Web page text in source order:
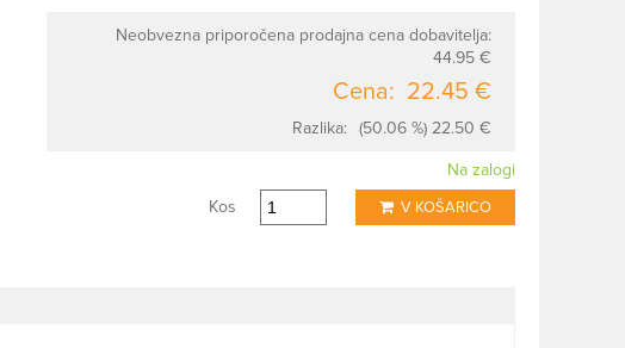
Neobvezna priporočena prodajna cena dobavitelja:
44.95 €
Cena: 22.45 €
Razlika: (50.06 %) 22.50 €
Na zalogi
Kos
V KOŠARICO